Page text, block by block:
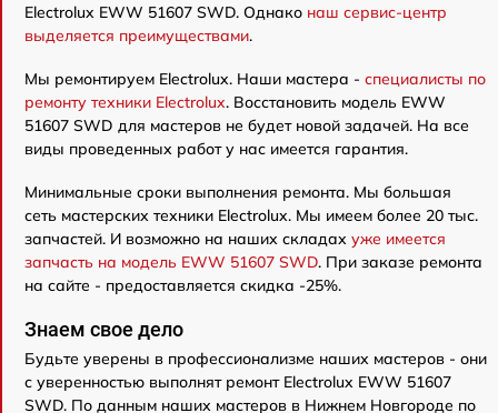
Electrolux EWW 51607 SWD. Однако наш сервис-центр
выделяется преимуществами.
Мы ремонтируем Electrolux. Наши мастера - специалисты по
ремонту техники Electrolux. Восстановить модель EWW
51607 SWD для мастеров не будет новой задачей. На все
виды проведенных работ у нас имеется гарантия.
Минимальные сроки выполнения ремонта. Мы большая
сеть мастерских техники Electrolux. Мы имеем более 20 тыс.
запчастей. И возможно на наших складах уже имеется
запчасть на модель EWW 51607 SWD. При заказе ремонта
на сайте - предоставляется скидка -25%.
Знаем свое дело
Будьте уверены в профессионализме наших мастеров - они
с уверенностью выполнят ремонт Electrolux EWW 51607
SWD. По данным наших мастеров в Нижнем Новгороде по